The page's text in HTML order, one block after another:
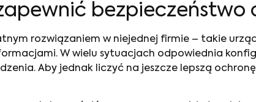
bezpieczeństwo
rozwiązaniem w niejednej firmie – takie
W wielu sytuacjach odpowiednia
Aby jednak liczyć na jeszcze lepszą